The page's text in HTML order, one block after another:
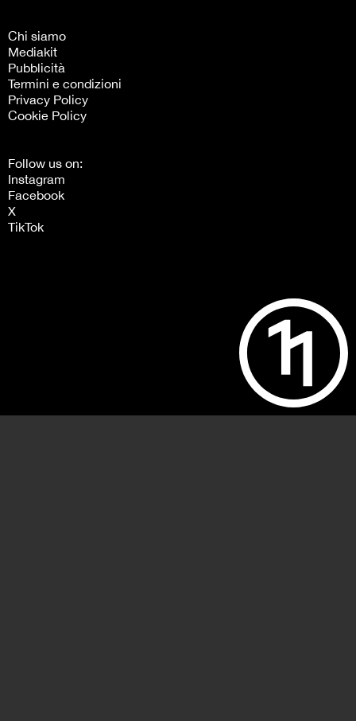
Chi siamo
Mediakit
Pubblicità
Termini e condizioni
Privacy Policy
Cookie Policy
Follow us on:
Instagram
Facebook
X
TikTok